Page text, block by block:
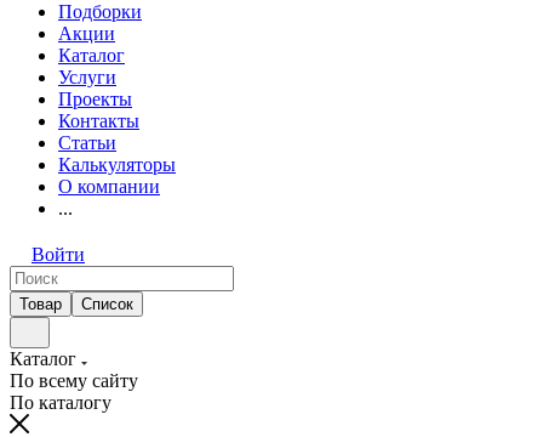
Подборки
Акции
Каталог
Услуги
Проекты
Контакты
Статьи
Калькуляторы
О компании
...
Войти
Товар Список
Каталог
По всему сайту
По каталогу